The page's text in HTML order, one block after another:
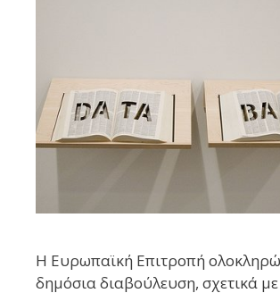
Η Ευρωπαϊκή Επιτροπή
δημόσια διαβούλευση, σχετικά με